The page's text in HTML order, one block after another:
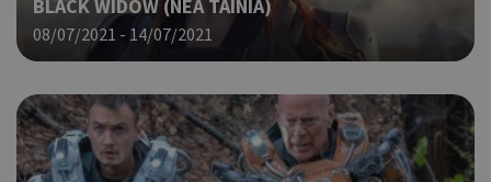
BLACK WIDOW (NΕΑ ΤΑΙΝΙΑ)
08/07/2021 - 14/07/2021